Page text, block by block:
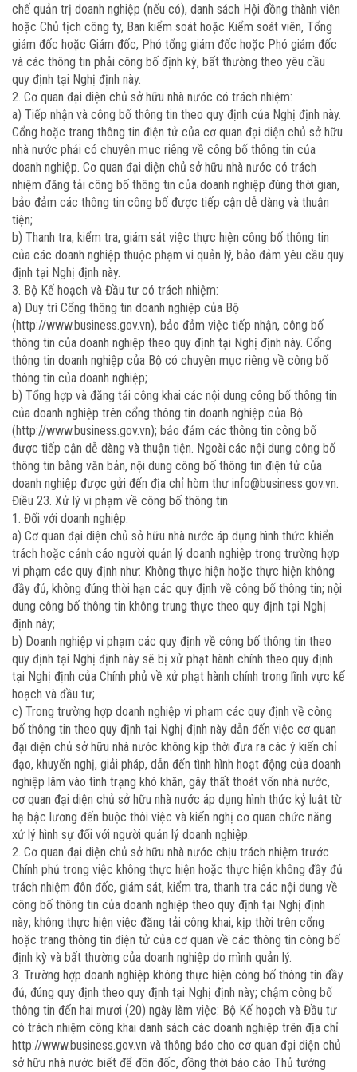
chế quản trị doanh nghiệp (nếu có), danh sách Hội đồng thành viên
hoặc Chủ tịch công ty, Ban kiểm soát hoặc Kiểm soát viên, Tổng
giám đốc hoặc Giám đốc, Phó tổng giám đốc hoặc Phó giám đốc
và các thông tin phải công bố định kỳ, bất thường theo yêu cầu
quy định tại Nghị định này.
2. Cơ quan đại diện chủ sở hữu nhà nước có trách nhiệm:
a) Tiếp nhận và công bố thông tin theo quy định của Nghị định này.
Cổng hoặc trang thông tin điện tử của cơ quan đại diện chủ sở hữu
nhà nước phải có chuyên mục riêng về công bố thông tin của
doanh nghiệp. Cơ quan đại diện chủ sở hữu nhà nước có trách
nhiệm đăng tải công bố thông tin của doanh nghiệp đúng thời gian,
bảo đảm các thông tin công bố được tiếp cận dễ dàng và thuận
tiện;
b) Thanh tra, kiểm tra, giám sát việc thực hiện công bố thông tin
của các doanh nghiệp thuộc phạm vi quản lý, bảo đảm yêu cầu quy
định tại Nghị định này.
3. Bộ Kế hoạch và Đầu tư có trách nhiệm:
a) Duy trì Cổng thông tin doanh nghiệp của Bộ
(http://www.business.gov.vn), bảo đảm việc tiếp nhận, công bố
thông tin của doanh nghiệp theo quy định tại Nghị định này. Cổng
thông tin doanh nghiệp của Bộ có chuyên mục riêng về công bố
thông tin của doanh nghiệp;
b) Tổng hợp và đăng tải công khai các nội dung công bố thông tin
của doanh nghiệp trên cổng thông tin doanh nghiệp của Bộ
(http://www.business.gov.vn); bảo đảm các thông tin công bố
được tiếp cận dễ dàng và thuận tiện. Ngoài các nội dung công bố
thông tin bằng văn bản, nội dung công bố thông tin điện tử của
doanh nghiệp được gửi đến địa chỉ hòm thư info@business.gov.vn.
Điều 23. Xử lý vi phạm về công bố thông tin
1. Đối với doanh nghiệp:
a) Cơ quan đại diện chủ sở hữu nhà nước áp dụng hình thức khiển
trách hoặc cảnh cáo người quản lý doanh nghiệp trong trường hợp
vi phạm các quy định như: Không thực hiện hoặc thực hiện không
đầy đủ, không đúng thời hạn các quy định về công bố thông tin; nội
dung công bố thông tin không trung thực theo quy định tại Nghị
định này;
b) Doanh nghiệp vi phạm các quy định về công bố thông tin theo
quy định tại Nghị định này sẽ bị xử phạt hành chính theo quy định
tại Nghị định của Chính phủ về xử phạt hành chính trong lĩnh vực kế
hoạch và đầu tư;
c) Trong trường hợp doanh nghiệp vi phạm các quy định về công
bố thông tin theo quy định tại Nghị định này dẫn đến việc cơ quan
đại diện chủ sở hữu nhà nước không kịp thời đưa ra các ý kiến chỉ
đạo, khuyến nghị, giải pháp, dẫn đến tình hình hoạt động của doanh
nghiệp lâm vào tình trạng khó khăn, gây thất thoát vốn nhà nước,
cơ quan đại diện chủ sở hữu nhà nước áp dụng hình thức kỷ luật từ
hạ bậc lương đến buộc thôi việc và kiến nghị cơ quan chức năng
xử lý hình sự đối với người quản lý doanh nghiệp.
2. Cơ quan đại diện chủ sở hữu nhà nước chịu trách nhiệm trước
Chính phủ trong việc không thực hiện hoặc thực hiện không đầy đủ
trách nhiệm đôn đốc, giám sát, kiểm tra, thanh tra các nội dung về
công bố thông tin của doanh nghiệp theo quy định tại Nghị định
này; không thực hiện việc đăng tải công khai, kịp thời trên cổng
hoặc trang thông tin điện tử của cơ quan về các thông tin công bố
định kỳ và bất thường của doanh nghiệp do mình quản lý.
3. Trường hợp doanh nghiệp không thực hiện công bố thông tin đầy
đủ, đúng quy định theo quy định tại Nghị định này; chậm công bố
thông tin đến hai mươi (20) ngày làm việc: Bộ Kế hoạch và Đầu tư
có trách nhiệm công khai danh sách các doanh nghiệp trên địa chỉ
http://www.business.gov.vn và thông báo cho cơ quan đại diện chủ
sở hữu nhà nước biết để đôn đốc, đồng thời báo cáo Thủ tướng